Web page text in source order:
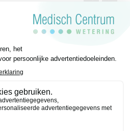
Privacy statement